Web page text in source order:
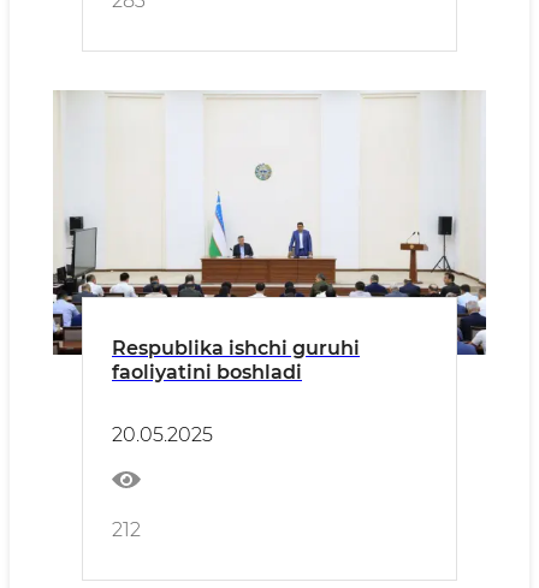
Respublika ishchi guruhi
faoliyatini boshladi
20.05.2025
212